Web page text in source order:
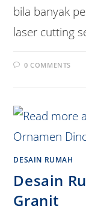
bila banyak
laser cutting
0 COMMENTS
DESAIN RUMAH
Desain
Granit